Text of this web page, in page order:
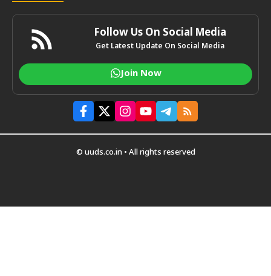
Follow Us On Social Media
Get Latest Update On Social Media
Join Now
© uuds.co.in • All rights reserved